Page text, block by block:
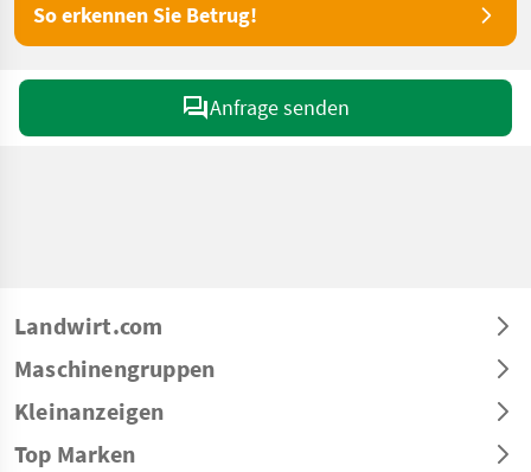
So erkennen Sie Betrug!
Anfrage senden
Landwirt.com
Maschinengruppen
Kleinanzeigen
Top Marken